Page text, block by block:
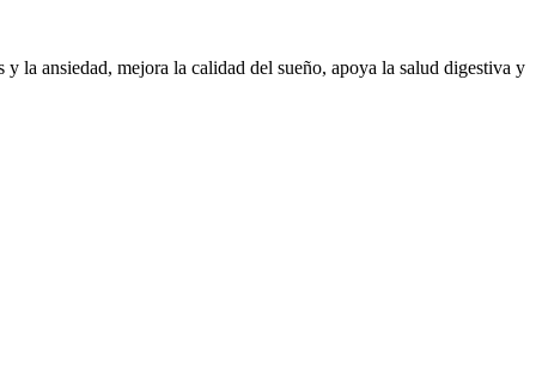
la ansiedad, mejora la calidad del sueño, apoya la salud digestiva y